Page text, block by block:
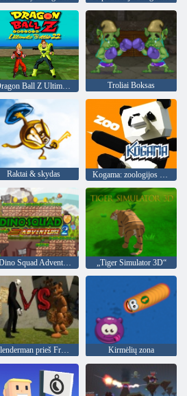
Dragon Ball Z Ultimate Battle 22 Troliai Boksas
Raktai & skydas Kogama: zoologijos sodas
„Dino Squad Adventure 2“ „Tiger Simulator 3D“
Slenderman prieš Freddy The Fazbear Kirmėlių zona